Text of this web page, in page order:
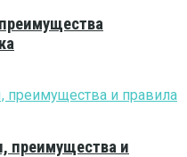
преимущества и